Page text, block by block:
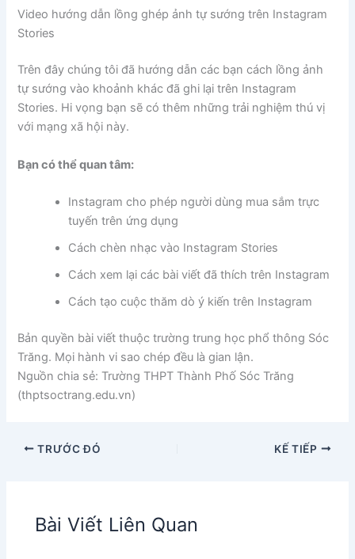
Video hướng dẫn lồng ghép ảnh tự sướng trên Instagram
Stories
Trên đây chúng tôi đã hướng dẫn các bạn cách lồng ảnh
tự sướng vào khoảnh khác đã ghi lại trên Instagram
Stories. Hi vọng bạn sẽ có thêm những trải nghiệm thú vị
với mạng xã hội này.
Bạn có thể quan tâm:
Instagram cho phép người dùng mua sắm trực
tuyến trên ứng dụng
Cách chèn nhạc vào Instagram Stories
Cách xem lại các bài viết đã thích trên Instagram
Cách tạo cuộc thăm dò ý kiến trên Instagram
Bản quyền bài viết thuộc trường trung học phổ thông Sóc
Trăng. Mọi hành vi sao chép đều là gian lận.
Nguồn chia sẻ: Trường THPT Thành Phố Sóc Trăng
(thptsoctrang.edu.vn)
TRƯỚC ĐÓ KẾ TIẾP
Bài Viết Liên Quan